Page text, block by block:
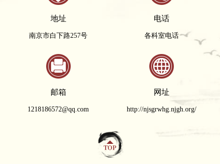
地址
南京市白下路257号
电话
各科室电话
邮箱
1218186572@qq.com
网址
http://njsgrwhg.njgh.org/